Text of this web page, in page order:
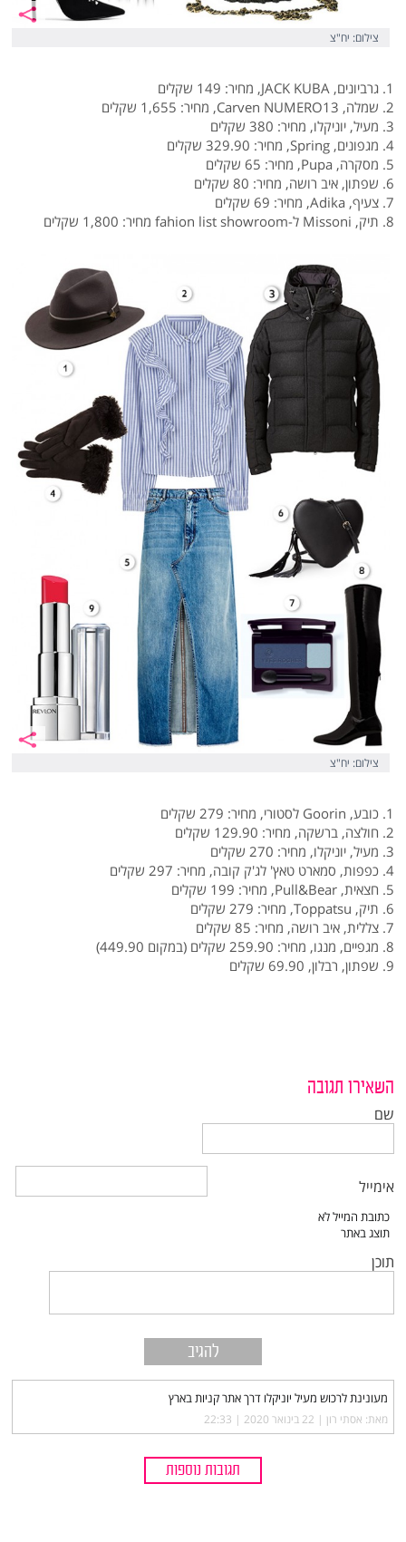
צילום: יח"צ
1. גרביונים, JACK KUBA, מחיר: 149 שקלים
2. שמלה, Carven NUMERO13, מחיר: 1,655 שקלים
3. מעיל, יוניקלו, מחיר: 380 שקלים
4. מגפונים, Spring, מחיר: 329.90 שקלים
5. מסקרה, Pupa, מחיר: 65 שקלים
6. שפתון, איב רושה, מחיר: 80 שקלים
7. צעיף, Adika, מחיר: 69 שקלים
8. תיק, Missoni ל-fahion list showroom מחיר: 1,800 שקלים
צילום: יח"צ
1. כובע, Goorin לסטורי, מחיר: 279 שקלים
2. חולצה, ברשקה, מחיר: 129.90 שקלים
3. מעיל, יוניקלו, מחיר: 270 שקלים
4. כפפות, סמארט טאץ' לג'ק קובה, מחיר: 297 שקלים
5. חצאית, Pull&Bear, מחיר: 199 שקלים
6. תיק, Toppatsu, מחיר: 279 שקלים
7. צללית, איב רושה, מחיר: 85 שקלים
8. מגפיים, מנגו, מחיר: 259.90 שקלים (במקום 449.90)
9. שפתון, רבלון, 69.90 שקלים
השאירו תגובה
שם
אימייל
תוכן
מעונינת לרכוש מעיל יוניקלו דרך אתר קניות בארץ
מאת: אסתי רון |‏ 22 בינואר 2020 | 22:33
תגובות נוספות